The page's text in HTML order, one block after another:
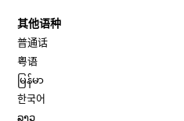
其他语种
普通话
粤语
မြန်မာ
한국어
ລາວ